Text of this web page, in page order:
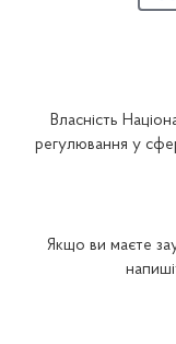
Власність
регулювання у
Якщо ви маєте